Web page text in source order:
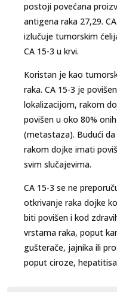
postoji povećana
antigena raka 27,29.
izlučuje tumorskim
CA 15-3 u krvi.
Koristan je kao
raka. CA 15-3 je
lokalizacijom, rakom
povišen u oko 80%
(metastaza). Budući
rakom dojke imati
svim slučajevima.
CA 15-3 se ne
otkrivanje raka dojke
biti povišen i kod
vrstama raka, poput
gušterače, jajnika ili
poput ciroze,